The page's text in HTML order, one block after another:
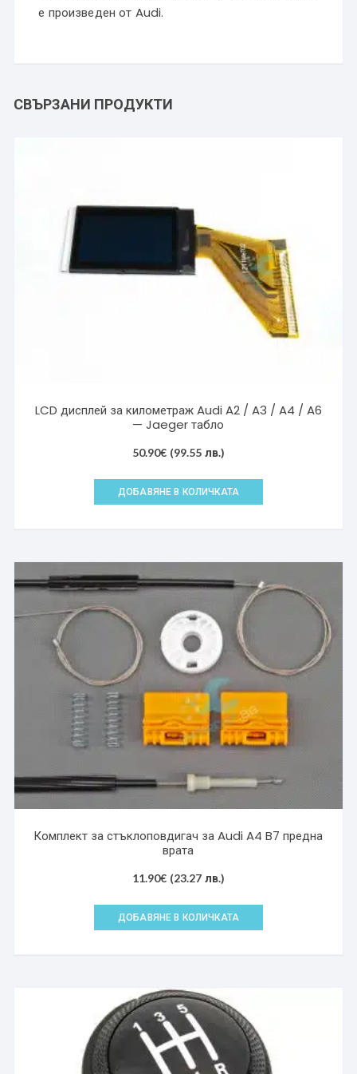
е произведен от Audi.
СВЪРЗАНИ ПРОДУКТИ
LCD дисплей за километраж Audi A2 / A3 / A4 / A6
— Jaeger табло
50.90€ (99.55 лв.)
ДОБАВЯНЕ В КОЛИЧКАТА
Комплект за стъклоповдигач за Audi A4 B7 предна
врата
11.90€ (23.27 лв.)
ДОБАВЯНЕ В КОЛИЧКАТА